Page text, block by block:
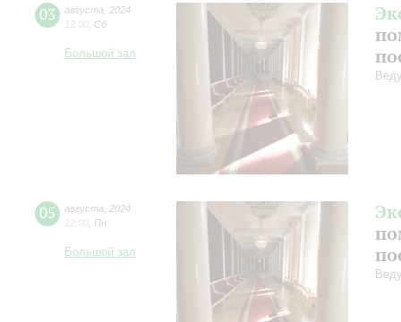
03 августа
2024
12:00 Сб
Большой зал
05 августа
2024
12:00 Пн
Большой зал